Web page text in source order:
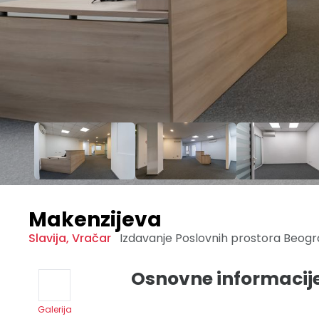
Makenzijeva
Slavija, Vračar Izdavanje Poslovnih prostora
Galerija
Osnovne